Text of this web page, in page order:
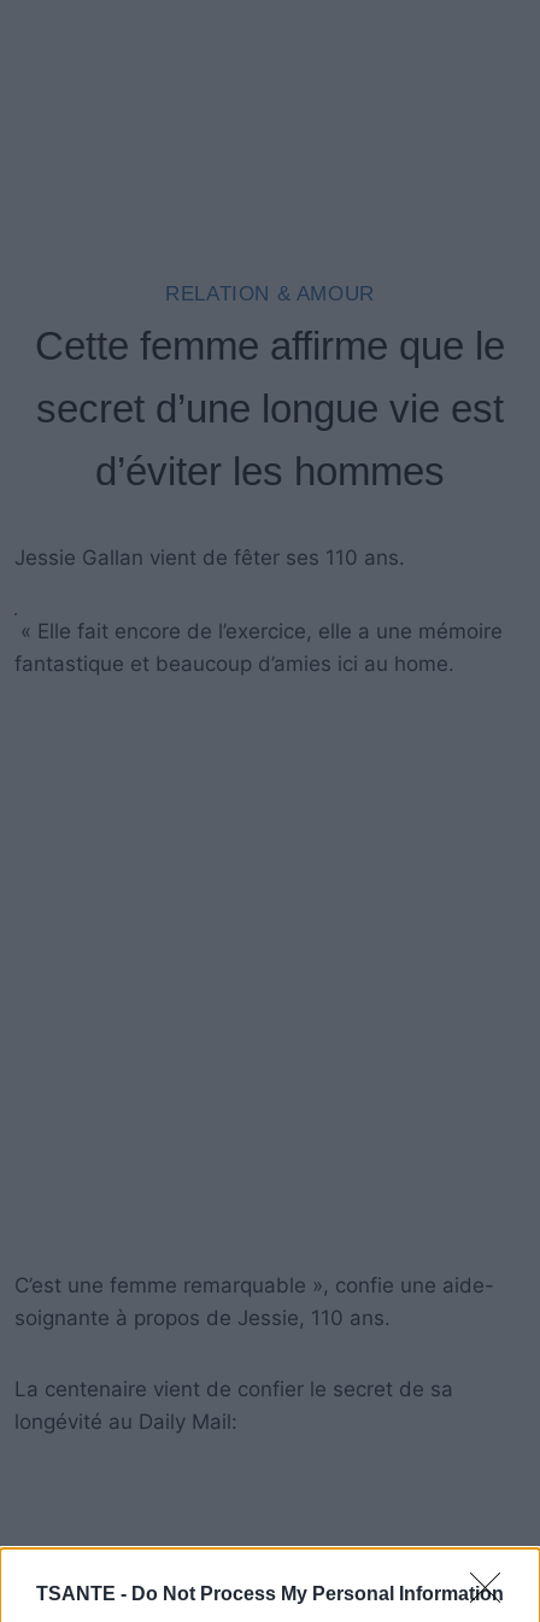
TSANTE - Do Not Process My Personal Information
RELATION & AMOUR
Cette femme affirme que le
secret d’une longue vie est
d’éviter les hommes
Jessie Gallan vient de fêter ses 110 ans.
« Elle fait encore de l’exercice, elle a une mémoire
fantastique et beaucoup d’amies ici au home.
C’est une femme remarquable », confie une aide-
soignante à propos de Jessie, 110 ans.
La centenaire vient de confier le secret de sa
longévité au Daily Mail: